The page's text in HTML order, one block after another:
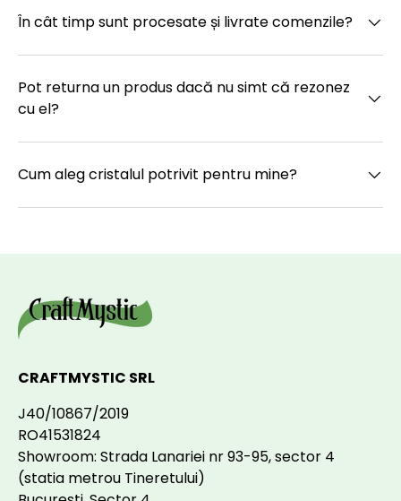
În cât timp sunt procesate și livrate comenzile?
Pot returna un produs dacă nu simt că rezonez
cu el?
Cum aleg cristalul potrivit pentru mine?
CRAFTMYSTIC SRL
J40/10867/2019
RO41531824
Showroom: Strada Lanariei nr 93-95, sector 4
(statia metrou Tineretului)